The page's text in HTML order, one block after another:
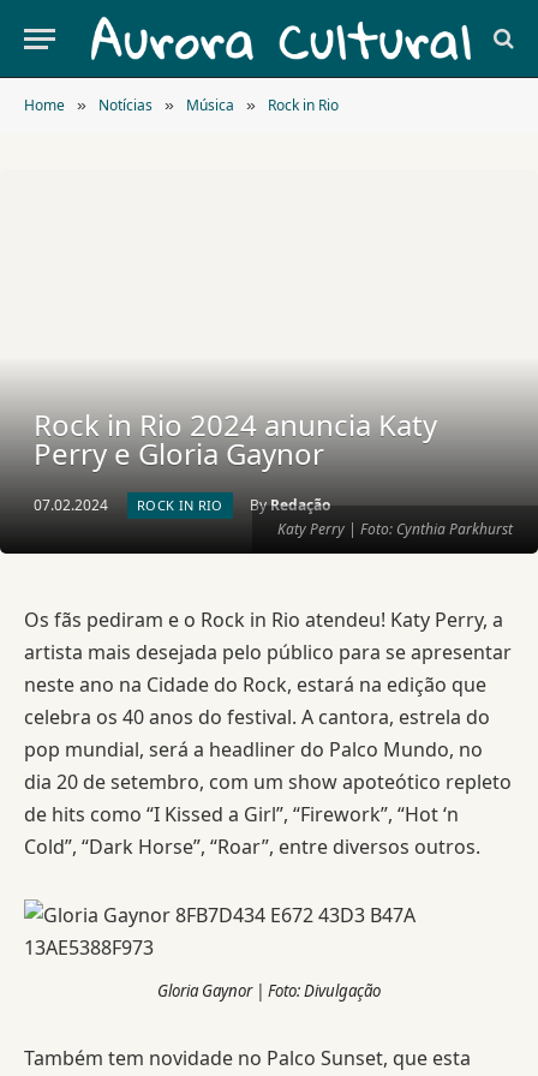
Home » Notícias » Música » Rock in Rio
Katy Perry | Foto: Cynthia Parkhurst
Rock in Rio 2024 anuncia Katy
Perry e Gloria Gaynor
07.02.2024 ROCK IN RIO ByRedação
Os fãs pediram e o Rock in Rio atendeu! Katy Perry, a
artista mais desejada pelo público para se apresentar
neste ano na Cidade do Rock, estará na edição que
celebra os 40 anos do festival. A cantora, estrela do
pop mundial, será a headliner do Palco Mundo, no
dia 20 de setembro, com um show apoteótico repleto
de hits como “I Kissed a Girl”, “Firework”, “Hot ‘n
Cold”, “Dark Horse”, “Roar”, entre diversos outros.
Gloria Gaynor | Foto: Divulgação
Também tem novidade no Palco Sunset, que esta